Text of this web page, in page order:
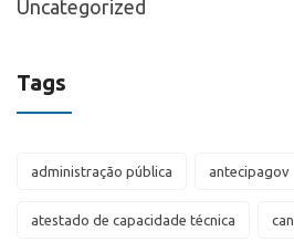
Uncategorized
Tags
administração pública antecipagov
atestado de capacidade técnica